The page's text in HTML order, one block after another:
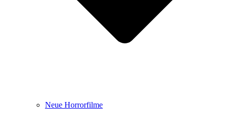
Neue Horrorfilme